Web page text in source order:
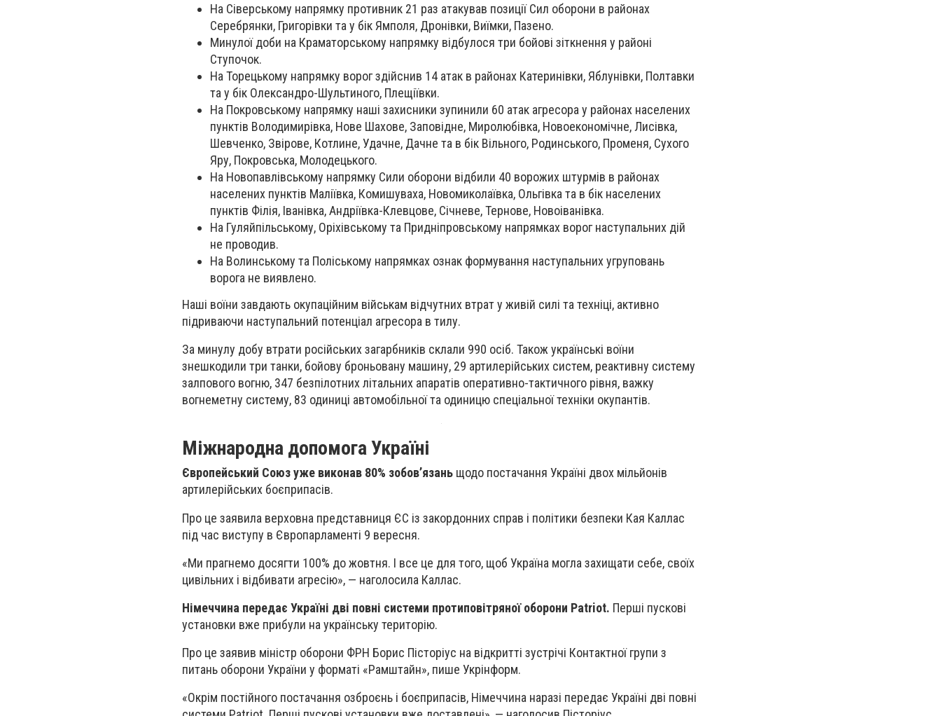
На Сіверському напрямку противник 21 раз атакував позиції Сил оборони в районах
Серебрянки, Григорівки та у бік Ямполя, Дронівки, Виїмки, Пазено.
Минулої доби на Краматорському напрямку відбулося три бойові зіткнення у районі
Ступочок.
На Торецькому напрямку ворог здійснив 14 атак в районах Катеринівки, Яблунівки, Полтавки
та у бік Олександро-Шультиного, Плещіївки.
На Покровському напрямку наші захисники зупинили 60 атак агресора у районах населених
пунктів Володимирівка, Нове Шахове, Заповідне, Миролюбівка, Новоекономічне, Лисівка,
Шевченко, Звірове, Котлине, Удачне, Дачне та в бік Вільного, Родинського, Променя, Сухого
Яру, Покровська, Молодецького.
На Новопавлівському напрямку Сили оборони відбили 40 ворожих штурмів в районах
населених пунктів Маліївка, Комишуваха, Новомиколаївка, Ольгівка та в бік населених
пунктів Філія, Іванівка, Андріївка-Клевцове, Січневе, Тернове, Новоіванівка.
На Гуляйпільському, Оріхівському та Придніпровському напрямках ворог наступальних дій
не проводив.
На Волинському та Поліському напрямках ознак формування наступальних угруповань
ворога не виявлено.
Наші воїни завдають окупаційним військам відчутних втрат у живій силі та техніці, активно
підриваючи наступальний потенціал агресора в тилу.
За минулу добу втрати російських загарбників склали 990 осіб. Також українські воїни
знешкодили три танки, бойову броньовану машину, 29 артилерійських систем, реактивну систему
залпового вогню, 347 безпілотних літальних апаратів оперативно-тактичного рівня, важку
вогнеметну систему, 83 одиниці автомобільної та одиницю спеціальної техніки окупантів.
Міжнародна допомога Україні
Європейський Союз уже виконав 80% зобов’язань щодо постачання Україні двох мільйонів
артилерійських боєприпасів.
Про це заявила верховна представниця ЄС із закордонних справ і політики безпеки Кая Каллас
під час виступу в Європарламенті 9 вересня.
«Ми прагнемо досягти 100% до жовтня. І все це для того, щоб Україна могла захищати себе, своїх
цивільних і відбивати агресію», — наголосила Каллас.
Німеччина передає Україні дві повні системи протиповітряної оборони Patriot. Перші пускові
установки вже прибули на українську територію.
Про це заявив міністр оборони ФРН Борис Пісторіус на відкритті зустрічі Контактної групи з
питань оборони України у форматі «Рамштайн», пише Укрінформ.
«Окрім постійного постачання озброєнь і боєприпасів, Німеччина наразі передає Україні дві повні